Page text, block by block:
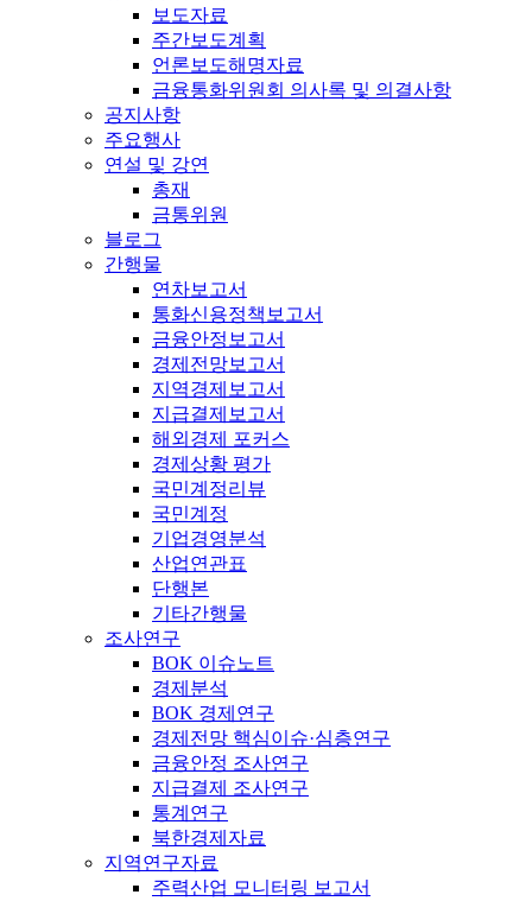
보도자료
주간보도계획
언론보도해명자료
금융통화위원회 의사록 및 의결사항
공지사항
주요행사
연설 및 강연
총재
금통위원
블로그
간행물
연차보고서
통화신용정책보고서
금융안정보고서
경제전망보고서
지역경제보고서
지급결제보고서
해외경제 포커스
경제상황 평가
국민계정리뷰
국민계정
기업경영분석
산업연관표
단행본
기타간행물
조사연구
BOK 이슈노트
경제분석
BOK 경제연구
경제전망 핵심이슈·심층연구
금융안정 조사연구
지급결제 조사연구
통계연구
북한경제자료
지역연구자료
주력산업 모니터링 보고서